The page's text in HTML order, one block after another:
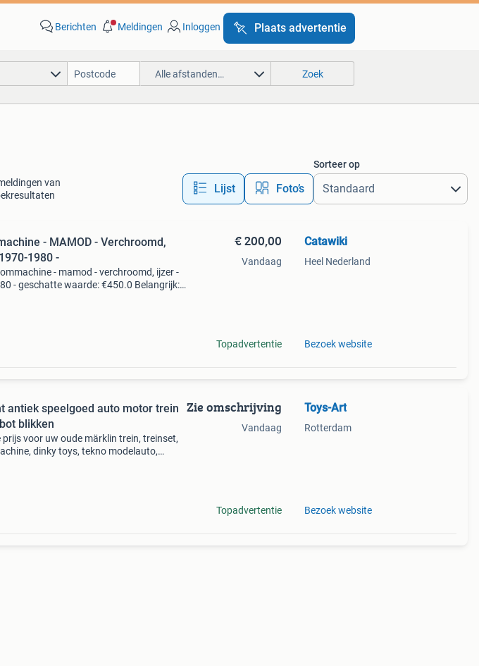
Berichten Meldingen Inloggen Plaats advertentie
Alle afstanden… Zoek
van
Lijst Foto’s
Sorteer op
- MAMOD - Verchroomd,
1980 -
- mamod - verchroomd, ijzer -
- geschatte waarde: €450.0 Belangrijk:
€ 200,00
Vandaag
Topadvertentie
Catawiki
Heel Nederland
Bezoek website
antiek speelgoed auto motor trein
blikken
prijs voor uw oude märklin trein, treinset,
dinky toys, tekno modelauto,
Zie omschrijving
Vandaag
Topadvertentie
Toys-Art
Rotterdam
Bezoek website